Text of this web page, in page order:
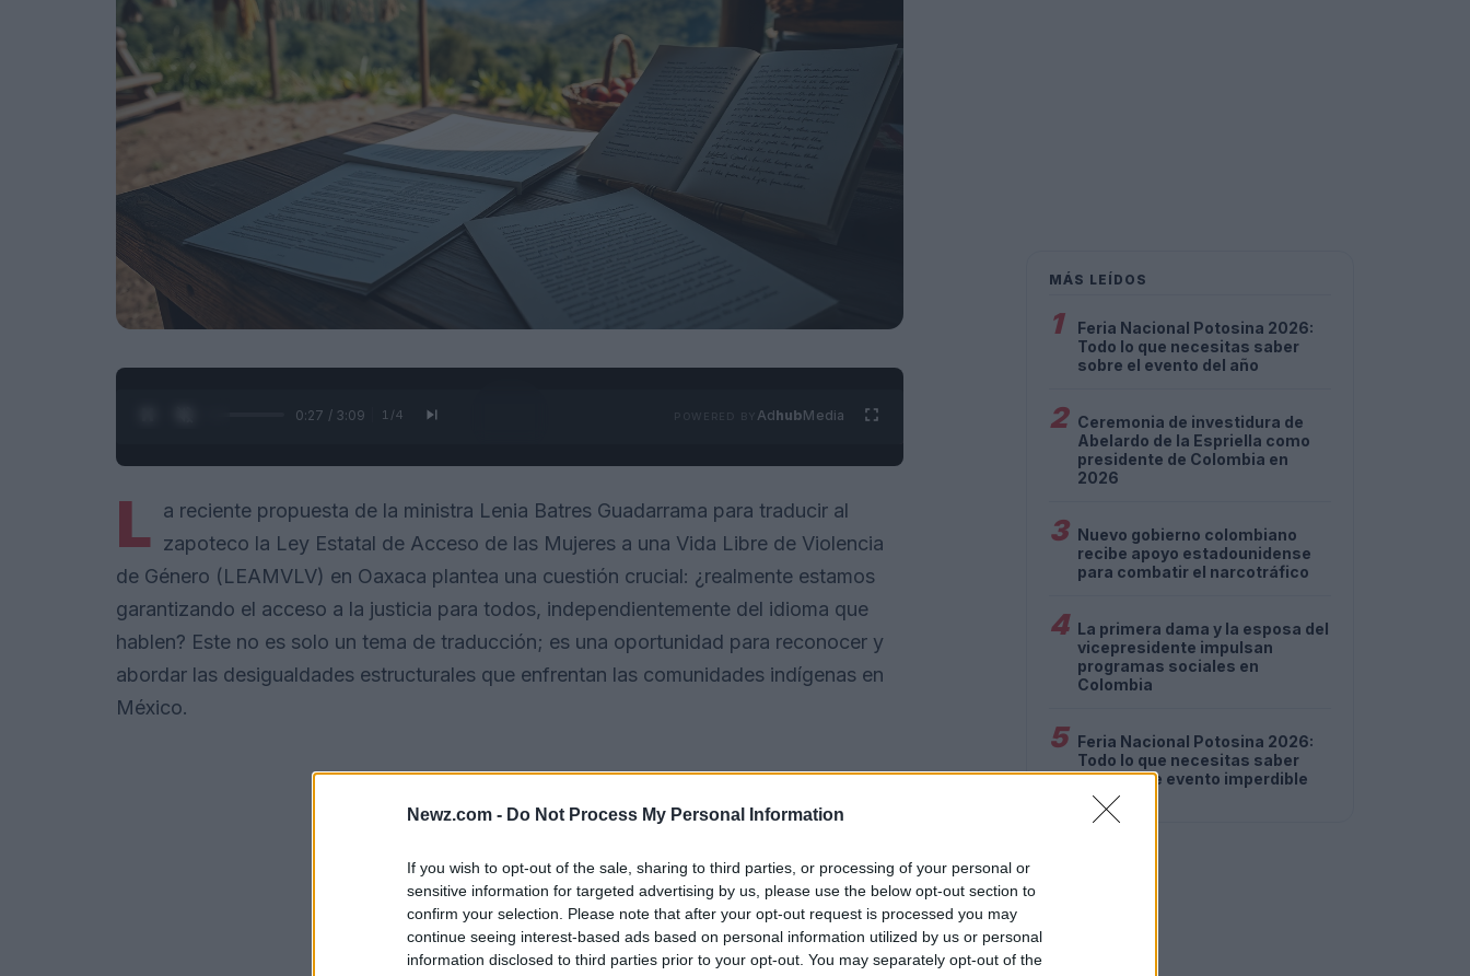
Newz.com - Do Not Process My Personal Information
If you wish to opt-out of the sale, sharing to third parties, or processing of your personal or
sensitive information for targeted advertising by us, please use the below opt-out section to
confirm your selection. Please note that after your opt-out request is processed you may
continue seeing interest-based ads based on personal information utilized by us or personal
information disclosed to third parties prior to your opt-out. You may separately opt-out of the
0:28 / 3:09 1 /4 AdhubMedia
L a reciente propuesta de la ministra Lenia Batres Guadarrama para traducir al
zapoteco la Ley Estatal de Acceso de las Mujeres a una Vida Libre de Violencia
de Género (LEAMVLV) en Oaxaca plantea una cuestión crucial: ¿realmente estamos
garantizando el acceso a la justicia para todos, independientemente del idioma que
hablen? Este no es solo un tema de traducción; es una oportunidad para reconocer y
abordar las desigualdades estructurales que enfrentan las comunidades indígenas en
México.
MÁS LEÍDOS
1
Feria Nacional Potosina 2026:
Todo lo que necesitas saber
sobre el evento del año
2 Ceremonia de investidura de
Abelardo de la Espriella como
presidente de Colombia en
2026
3 Nuevo gobierno colombiano
recibe apoyo estadounidense
para combatir el narcotráfico
4 La primera dama y la esposa del
vicepresidente impulsan
programas sociales en
Colombia
5 Feria Nacional Potosina 2026:
Todo lo que necesitas saber
sobre este evento imperdible